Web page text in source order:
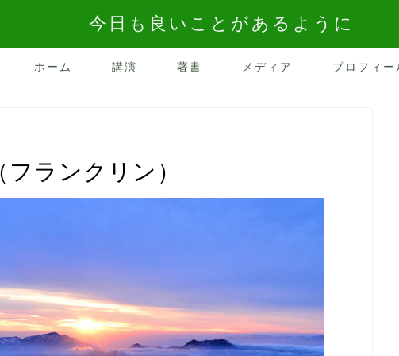
今日も良いことがあるように
ホーム 講演 著書 メディア プロフィー
ランクリン）